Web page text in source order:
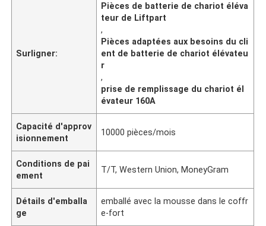
Surligner:
Pièces de batterie de chariot éléva
teur de Liftpart
,
Pièces adaptées aux besoins du cli
ent de batterie de chariot élévateu
r
,
prise de remplissage du chariot él
évateur 160A
Capacité d'approv
isionnement
10000 pièces/mois
Conditions de pai
ement
T/T, Western Union, MoneyGram
Détails d'emballa
ge
emballé avec la mousse dans le coffr
e-fort